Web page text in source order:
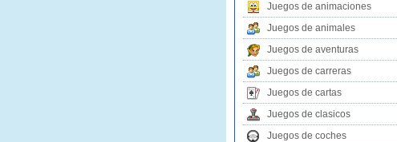
Juegos de animaciones
Juegos de animales
Juegos de aventuras
Juegos de carreras
Juegos de cartas
Juegos de clasicos
Juegos de coches